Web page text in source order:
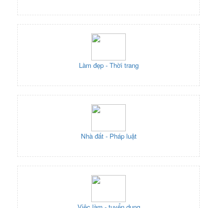
Làm đẹp - Thời trang
Nhà đất - Pháp luật